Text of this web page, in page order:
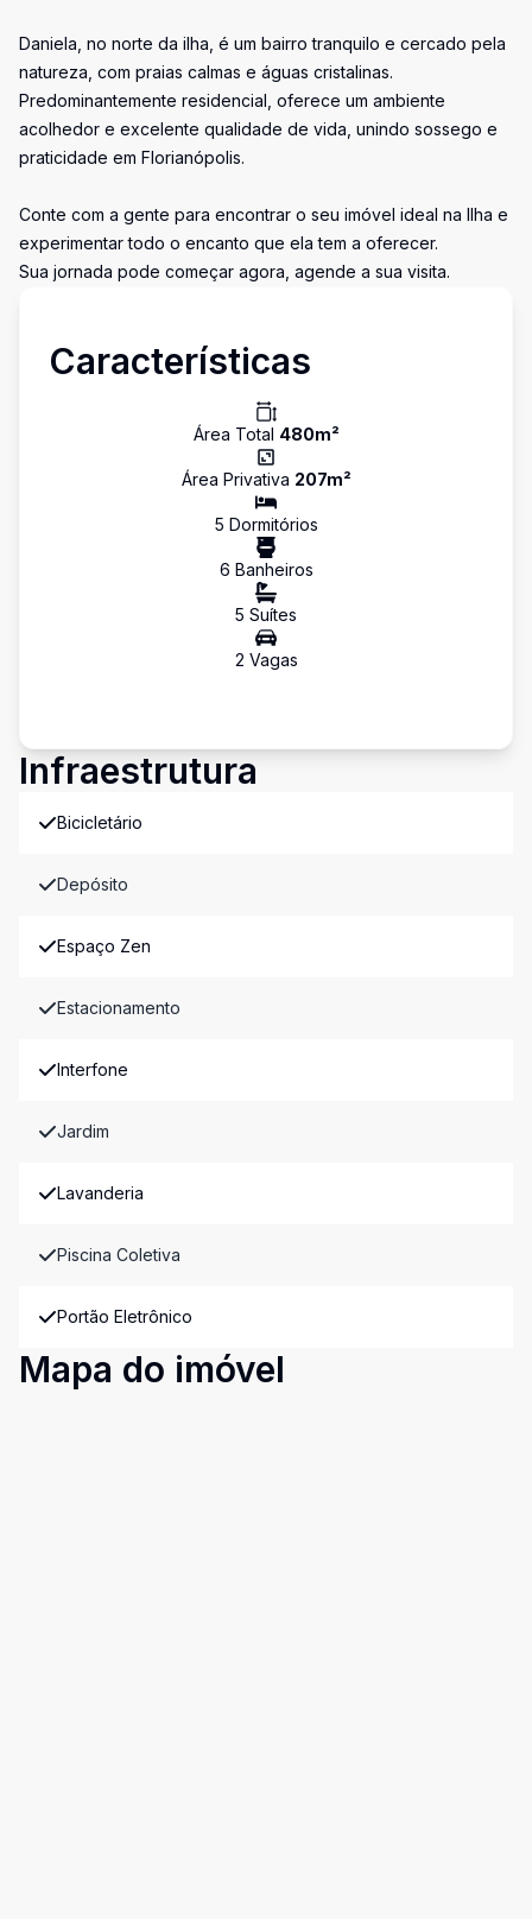
Daniela, no norte da ilha, é um bairro tranquilo e cercado pela
natureza, com praias calmas e águas cristalinas.
Predominantemente residencial, oferece um ambiente
acolhedor e excelente qualidade de vida, unindo sossego e
praticidade em Florianópolis.
Conte com a gente para encontrar o seu imóvel ideal na Ilha e
experimentar todo o encanto que ela tem a oferecer.
Sua jornada pode começar agora, agende a sua visita.
Características
Área Total 480m²
Área Privativa 207m²
5 Dormitórios
6 Banheiros
5 Suítes
2 Vagas
Infraestrutura
Bicicletário
Depósito
Espaço Zen
Estacionamento
Interfone
Jardim
Lavanderia
Piscina Coletiva
Portão Eletrônico
Mapa do imóvel